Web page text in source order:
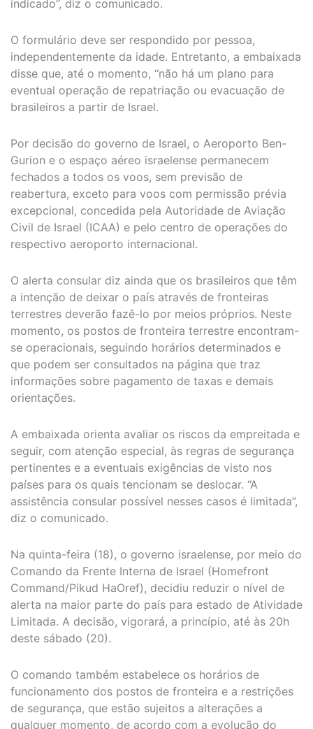
indicado”, diz o comunicado.
O formulário deve ser respondido por pessoa,
independentemente da idade. Entretanto, a embaixada
disse que, até o momento, “não há um plano para
eventual operação de repatriação ou evacuação de
brasileiros a partir de Israel.
Por decisão do governo de Israel, o Aeroporto Ben-
Gurion e o espaço aéreo israelense permanecem
fechados a todos os voos, sem previsão de
reabertura, exceto para voos com permissão prévia
excepcional, concedida pela Autoridade de Aviação
Civil de Israel (ICAA) e pelo centro de operações do
respectivo aeroporto internacional.
O alerta consular diz ainda que os brasileiros que têm
a intenção de deixar o país através de fronteiras
terrestres deverão fazê-lo por meios próprios. Neste
momento, os postos de fronteira terrestre encontram-
se operacionais, seguindo horários determinados e
que podem ser consultados na página que traz
informações sobre pagamento de taxas e demais
orientações.
A embaixada orienta avaliar os riscos da empreitada e
seguir, com atenção especial, às regras de segurança
pertinentes e a eventuais exigências de visto nos
países para os quais tencionam se deslocar. “A
assistência consular possível nesses casos é limitada”,
diz o comunicado.
Na quinta-feira (18), o governo israelense, por meio do
Comando da Frente Interna de Israel (Homefront
Command/Pikud HaOref), decidiu reduzir o nível de
alerta na maior parte do país para estado de Atividade
Limitada. A decisão, vigorará, a princípio, até às 20h
deste sábado (20).
O comando também estabelece os horários de
funcionamento dos postos de fronteira e a restrições
de segurança, que estão sujeitos a alterações a
qualquer momento, de acordo com a evolução do